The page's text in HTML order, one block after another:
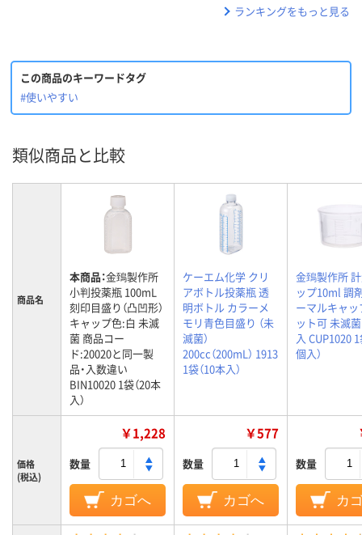
ランキングをもっと見る
この商品のキーワードタグ
#使いやすい
類似商品と比較
商品名
本商品：金鵄製作所
小判投薬瓶 100mL
刻印目盛り（凸凹形）
キャップ色:白 未滅
菌 商品コー
ド:20020と同一製
品・入数違い
BIN10020 1袋（20本
入）
ケーエム化学 クリ
アボトル投薬瓶 透
明ボトル カラーメ
モリ青色目盛り （未
滅菌）
200cc（200mL） 1913
1袋（10本入）
金鵄製作所
ップ10ml 調
ーマルキャ
ット可 未滅
入 CUP1020 1
個入）
価格
(税込)
￥1,228
数量
カゴへ
￥577
数量
カゴへ
数量
カ